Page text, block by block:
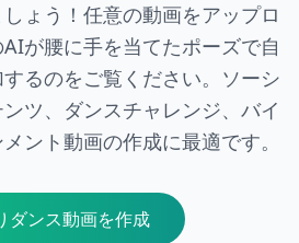
ょう！任意の動画をアップロ
が腰に手を当てたポーズで自
るのをご覧ください。ソーシ
ツ、ダンスチャレンジ、バイ
ント動画の作成に最適です。
ダンス動画を作成